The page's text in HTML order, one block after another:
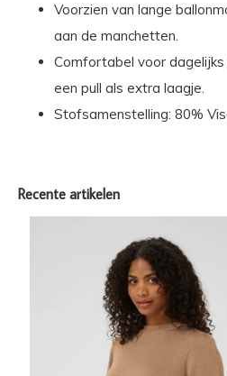
Voorzien van lange
aan de manchetten.
Comfortabel voor
een pull als extra laagje.
Stofsamenstelling: 80%
Recente artikelen